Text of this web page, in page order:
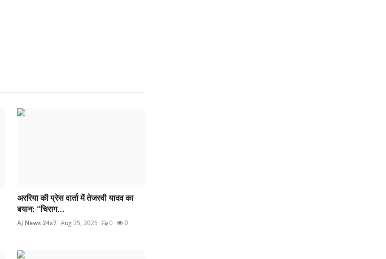
अररिया की प्रेस वार्ता में तेजस्वी यादव का
बयान: “चिराग...
AJ News 24x7 Aug 25, 2025 0 0